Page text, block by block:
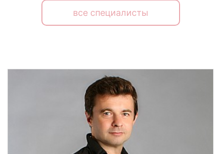
все специалисты